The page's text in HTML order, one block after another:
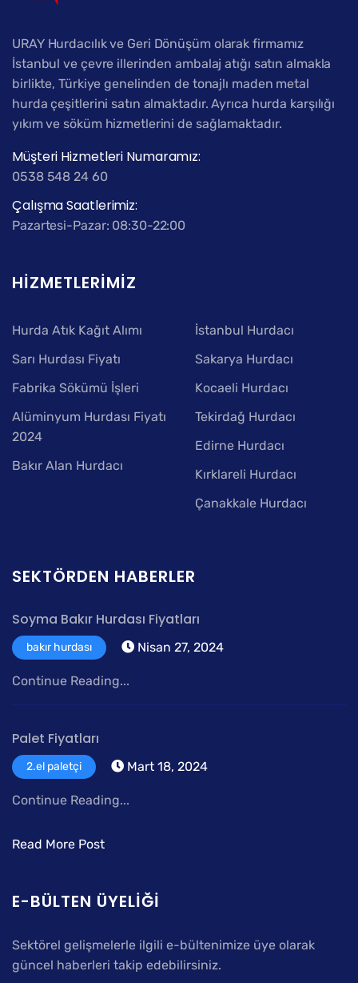
URAY Hurdacılık ve Geri Dönüşüm olarak firmamız
İstanbul ve çevre illerinden ambalaj atığı satın almakla
birlikte, Türkiye genelinden de tonajlı maden metal
hurda çeşitlerini satın almaktadır. Ayrıca hurda karşılığı
yıkım ve söküm hizmetlerini de sağlamaktadır.
Müşteri Hizmetleri Numaramız:
0538 548 24 60
Çalışma Saatlerimiz:
Pazartesi-Pazar: 08:30-22:00
HIZMETLERIMIZ
Hurda Atık Kağıt Alımı
Sarı Hurdası Fiyatı
Fabrika Sökümü İşleri
Alüminyum Hurdası Fiyatı
2024
Bakır Alan Hurdacı
İstanbul Hurdacı
Sakarya Hurdacı
Kocaeli Hurdacı
Tekirdağ Hurdacı
Edirne Hurdacı
Kırklareli Hurdacı
Çanakkale Hurdacı
SEKTÖRDEN HABERLER
Soyma Bakır Hurdası Fiyatları
bakır hurdası Nisan 27, 2024
Continue Reading...
Palet Fiyatları
2.el paletçi Mart 18, 2024
Continue Reading...
Read More Post
E-BÜLTEN ÜYELIĞI
Sektörel gelişmelerle ilgili e-bültenimize üye olarak
güncel haberleri takip edebilirsiniz.